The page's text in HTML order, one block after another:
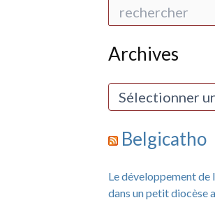
h
e
c
Archives
A
i
e
Belgicatho
Le développement
dans un petit diocèse